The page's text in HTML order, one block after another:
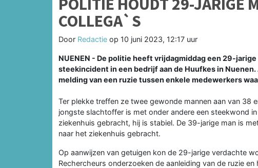
COLLEGA`S
Door Redactie op 10 juni 2023, 12:17 uur
NUENEN - De politie heeft vrijdagmiddag een 29-
steekincident in een bedrijf aan de Huufkes in
melding van een ruzie tussen enkele medewerkers
Ter plekke treffen ze twee gewonde mannen aan van 38
jongste slachtoffer is met onder andere een steekwond
ziekenhuis gebracht, hij is stabiel. De 39-jarige man is
naar het ziekenhuis gebracht.
Op aanwijzen van getuigen kon de 29-jarige verdachte
Rechercheurs onderzoeken de aanleiding van de ruzie